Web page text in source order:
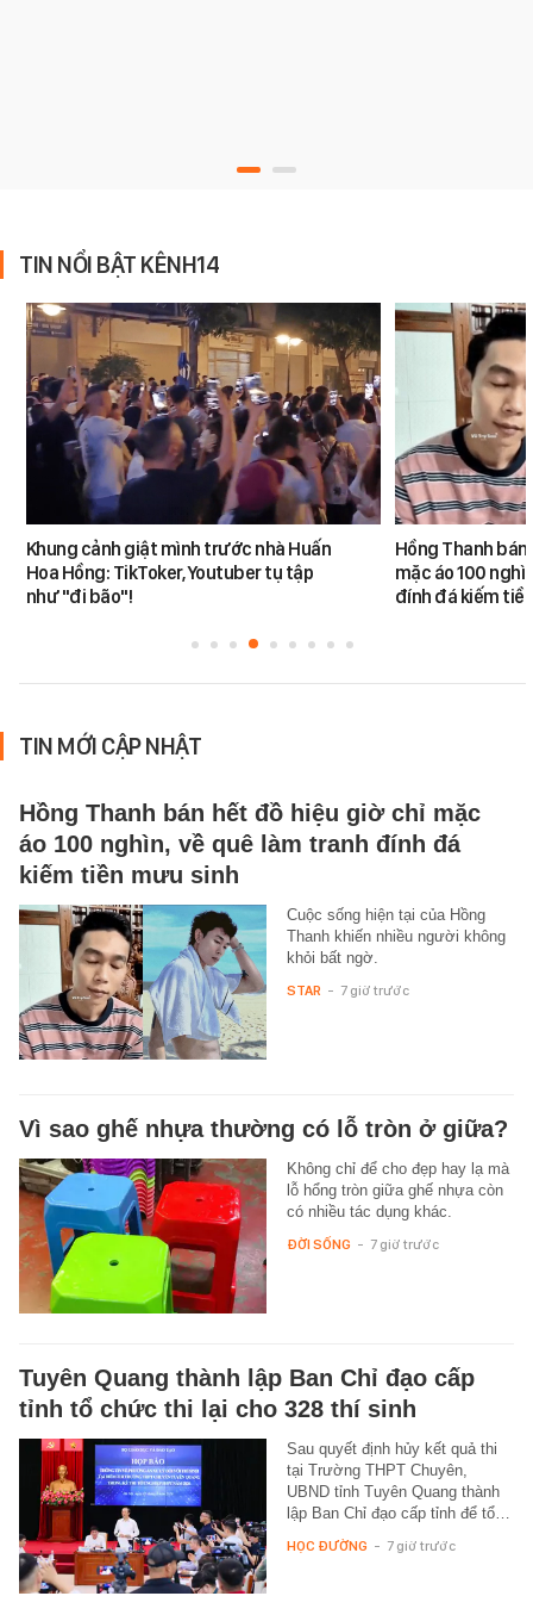
TIN NỔI BẬT KÊNH14
Khung cảnh giật mình trước nhà Huấn
Hoa Hồng: TikToker, Youtuber tụ tập
như "đi bão"!
Hồng Thanh
mặc áo 100
đính đá kiếm
TIN MỚI CẬP NHẬT
Hồng Thanh bán hết đồ hiệu giờ chỉ mặc
áo 100 nghìn, về quê làm tranh đính đá
kiếm tiền mưu sinh
Cuộc sống hiện tại của Hồng
Thanh khiến nhiều người không
khỏi bất ngờ.
STAR - 7 giờ trước
Vì sao ghế nhựa thường có lỗ tròn ở giữa?
Không chỉ để cho đẹp hay lạ mà
lỗ hổng tròn giữa ghế nhựa còn
có nhiều tác dụng khác.
ĐỜI SỐNG - 7 giờ trước
Tuyên Quang thành lập Ban Chỉ đạo cấp
tỉnh tổ chức thi lại cho 328 thí sinh
Sau quyết định hủy kết quả thi
tại Trường THPT Chuyên,
UBND tỉnh Tuyên Quang thành
lập Ban Chỉ đạo cấp tỉnh để tổ…
HỌC ĐƯỜNG - 7 giờ trước